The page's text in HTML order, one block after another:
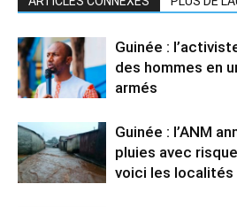
Guinée :
des hommes en
armés
Guinée : l’ANM
pluies avec
voici les